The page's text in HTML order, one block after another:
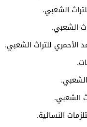
الشعبي.
الشعبي.
الأحمري للتراث الشعبي.
الشعبي.
النسائية.